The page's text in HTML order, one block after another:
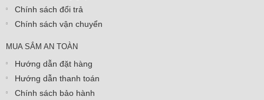
Chính sách đổi trả
Chính sách vận chuyển
MUA SẮM AN TOÀN
Hướng dẫn đặt hàng
Hướng dẫn thanh toán
Chính sách bảo hành